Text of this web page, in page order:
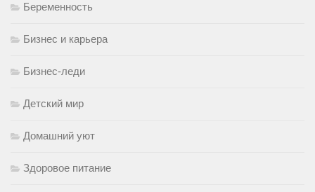
Беременность
Бизнес и карьера
Бизнес-леди
Детский мир
Домашний уют
Здоровое питание